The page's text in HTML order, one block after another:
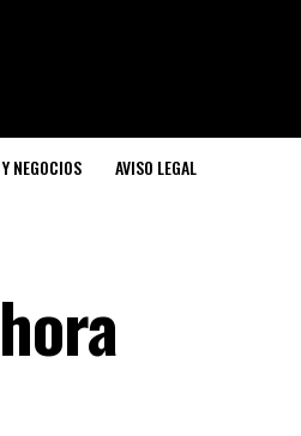
NEGOCIOS AVISO LEGAL